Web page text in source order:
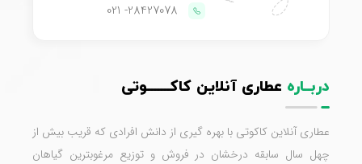
28427078
- 021
دربــاره عطاری آنلاین کاکـــــــوتی
عطاری آنلاین کاکوتی با بهره گیری از دانش افرادی که قریب بیش از
چهل سال سابقه درخشان در فروش و توزیع مرغوبترین گیاهان